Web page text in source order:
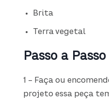
Brita
Terra vegetal
Passo a Passo
1 – Faça ou
projeto essa peça